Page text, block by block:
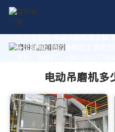
作为专业的 电动吊磨机多少钱
身定制高价值的粉体加工系统方
电动吊磨机多